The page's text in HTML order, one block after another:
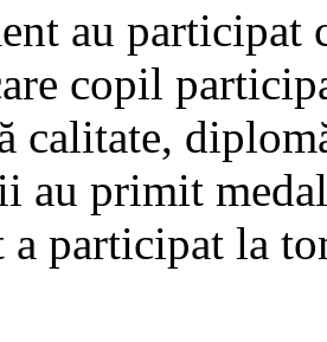
au
copil
calitate,
au primit
participat la